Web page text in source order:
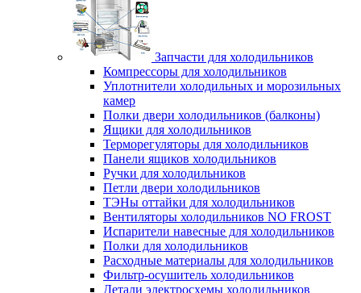
Запчасти для холодильников
Компрессоры для холодильников
Уплотнители холодильных и морозильных
камер
Полки двери холодильников (балконы)
Ящики для холодильников
Терморегуляторы для холодильников
Панели ящиков холодильников
Ручки для холодильников
Петли двери холодильников
ТЭНы оттайки для холодильников
Вентиляторы холодильников NO FROST
Испарители навесные для холодильников
Полки для холодильников
Расходные материалы для холодильников
Фильтр-осушитель холодильников
Детали электросхемы холодильников